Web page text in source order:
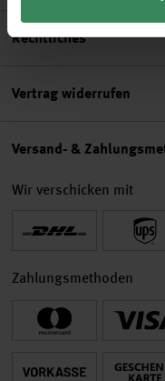
Rechtliches
Vertrag widerrufen
Versand- &
Wir verschicken mit
Zahlungsmethoden